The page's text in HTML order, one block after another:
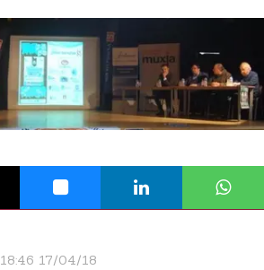
18:46 17/04/18